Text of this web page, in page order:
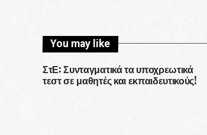
You may like
ΣτΕ: Συνταγματικά τα υποχρεωτικά
τεστ σε μαθητές και εκπαιδευτικούς!